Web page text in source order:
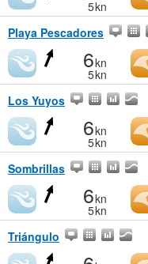
5kn
Playa Pescadores
6kn
5kn
Los Yuyos
6kn
5kn
Sombrillas
6kn
5kn
Triángulo